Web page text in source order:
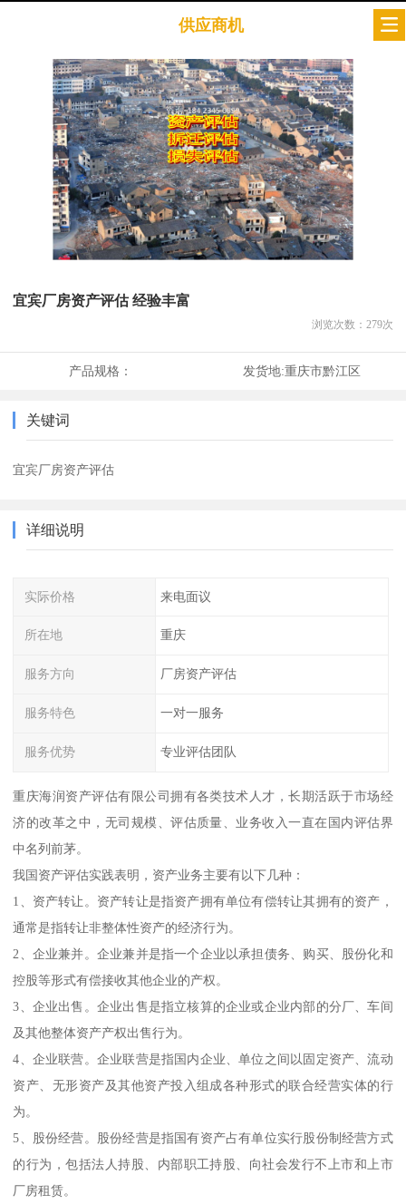
供应商机
宜宾厂房资产评估 经验丰富
浏览次数： 279次
产品规格： 发货地:重庆市黔江区
关键词
宜宾厂房资产评估
详细说明
实际价格 来电面议
所在地 重庆
服务方向 厂房资产评估
服务特色 一对一服务
服务优势 专业评估团队
重庆海润资产评估有限公司拥有各类技术人才，长期活跃于市场经
济的改革之中，无司规模、评估质量、业务收入一直在国内评估界
中名列前茅。
我国资产评估实践表明，资产业务主要有以下几种：
1、资产转让。资产转让是指资产拥有单位有偿转让其拥有的资产，
通常是指转让非整体性资产的经济行为。
2、企业兼并。企业兼并是指一个企业以承担债务、购买、股份化和
控股等形式有偿接收其他企业的产权。
3、企业出售。企业出售是指立核算的企业或企业内部的分厂、车间
及其他整体资产产权出售行为。
4、企业联营。企业联营是指国内企业、单位之间以固定资产、流动
资产、无形资产及其他资产投入组成各种形式的联合经营实体的行
为。
5、股份经营。股份经营是指国有资产占有单位实行股份制经营方式
的行为，包括法人持股、内部职工持股、向社会发行不上市和上市
厂房租赁。